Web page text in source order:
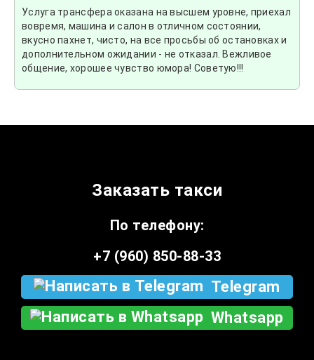
Услуга трансфера оказана на высшем уровне, приехал
вовремя, машина и салон в отличном состоянии,
вкусно пахнет, чисто, на все просьбы об остановках и
дополнительном ожидании - не отказал. Вежливое
общение, хорошее чувство юмора! Советую!!!
Заказать такси
По телефону:
+7 (960) 850-88-33
Telegram
Whatsapp